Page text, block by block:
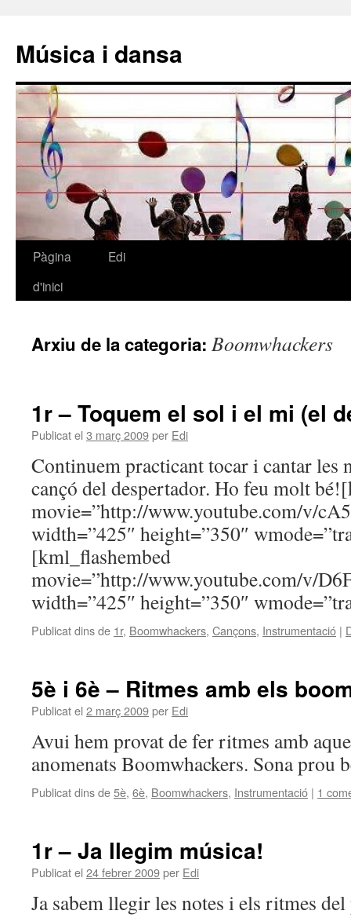
Música i dansa
Vés
Pàgina
d'inici
Edi
Arxiu de la categoria: Boomwhackers
1r – Toquem el sol i el mi (el
Publicat el 3 març 2009per Edi
Continuem practicant tocar i cantar les
cançó del despertador. Ho feu molt
movie=”http://www.youtube.com/v/
width=”425″ height=”350″
[kml_flashembed
movie=”http://www.youtube.com/v/
width=”425″ height=”350″
Publicat dins de 1r, Boomwhackers, Cançons, Instrumentació |
5è i 6è – Ritmes amb els
Publicat el 2 març 2009per Edi
Avui hem provat de fer ritmes amb
anomenats Boomwhackers. Sona prou
Publicat dins de5è, 6è, Boomwhackers, Instrumentació | 1
1r – Ja llegim música!
Publicat el 24 febrer 2009per Edi
Ja sabem llegir les notes i els ritmes